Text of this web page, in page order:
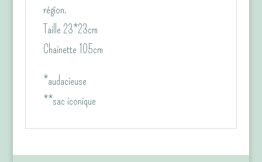
région.
Taille 23*23cm
Chainette 105cm
*audacieuse
**sac iconique